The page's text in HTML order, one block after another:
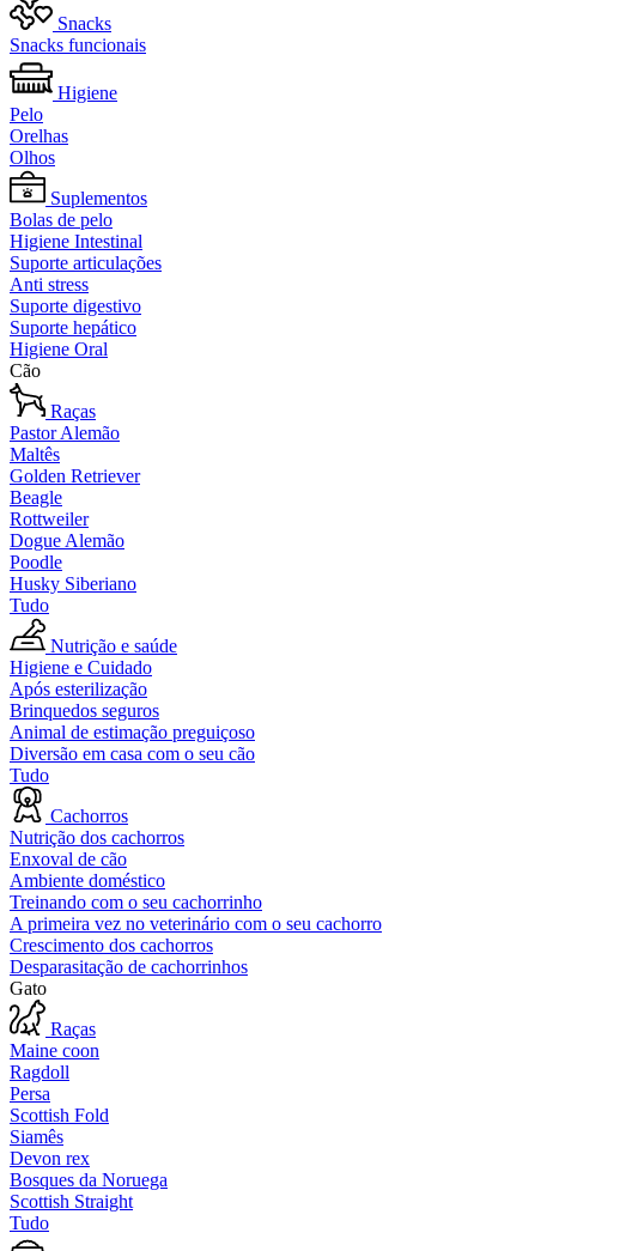
Snacks
Snacks funcionais
Higiene
Pelo
Orelhas
Olhos
Suplementos
Bolas de pelo
Higiene Intestinal
Suporte articulações
Anti stress
Suporte digestivo
Suporte hepático
Higiene Oral
Cão
Raças
Pastor Alemão
Maltês
Golden Retriever
Beagle
Rottweiler
Dogue Alemão
Poodle
Husky Siberiano
Tudo
Nutrição e saúde
Higiene e Cuidado
Após esterilização
Brinquedos seguros
Animal de estimação preguiçoso
Diversão em casa com o seu cão
Tudo
Cachorros
Nutrição dos cachorros
Enxoval de cão
Ambiente doméstico
Treinando com o seu cachorrinho
A primeira vez no veterinário com o seu cachorro
Crescimento dos cachorros
Desparasitação de cachorrinhos
Gato
Raças
Maine coon
Ragdoll
Persa
Scottish Fold
Siamês
Devon rex
Bosques da Noruega
Scottish Straight
Tudo